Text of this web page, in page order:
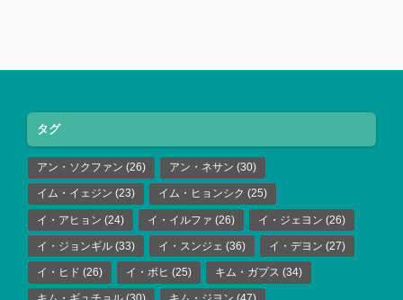
タグ
アン・ソクファン (26) アン・ネサン (30)
イム・イェジン (23) イム・ヒョンシク (25)
イ・アヒョン (24) イ・イルファ (26) イ・ジェヨン (26)
イ・ジョンギル (33) イ・スンジェ (36) イ・デヨン (27)
イ・ヒド (26) イ・ボヒ (25) キム・ガプス (34)